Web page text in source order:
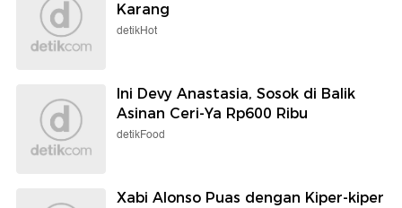
Karang
detikHot
Ini Devy Anastasia, Sosok di Balik
Asinan Ceri-Ya Rp600 Ribu
detikFood
Xabi Alonso Puas dengan Kiper-kiper